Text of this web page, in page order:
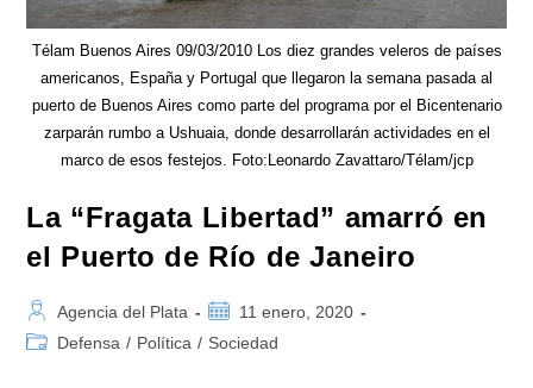
Télam Buenos Aires 09/03/2010 Los diez grandes veleros de países
americanos, España y Portugal que llegaron la semana pasada al
puerto de Buenos Aires como parte del programa por el Bicentenario
zarparán rumbo a Ushuaia, donde desarrollarán actividades en el
marco de esos festejos. Foto:Leonardo Zavattaro/Télam/jcp
La “Fragata Libertad” amarró en
el Puerto de Río de Janeiro
Autor
de
Agencia del Plata
Publicación
de
11 enero, 2020
Categoría
Defensa / Política / Sociedad